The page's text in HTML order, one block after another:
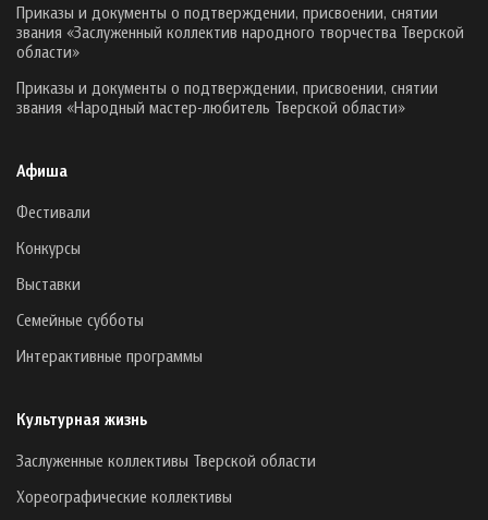
Приказы и документы о подтверждении, присвоении, снятии
звания «Заслуженный коллектив народного творчества Тверской
области»
Приказы и документы о подтверждении, присвоении, снятии
звания «Народный мастер-любитель Тверской области»
Афиша
Фестивали
Конкурсы
Выставки
Семейные субботы
Интерактивные программы
Культурная жизнь
Заслуженные коллективы Тверской области
Хореографические коллективы